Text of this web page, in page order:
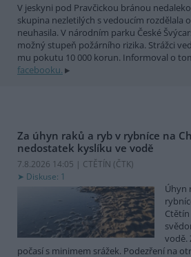
V jeskyni pod Pravčickou bránou
skupina nezletilých s vedoucím rozdělala
neuhasila. V národním parku České
možný stupeň požárního rizika. Strážci
mu pokutu 10 000 korun. Informoval o
facebooku.
Za úhyn raků a ryb v rybníce na
nedostatek kyslíku ve vodě
7.8.2026 14:05 | CTĚTÍN (ČTK)
Diskuse: 1
Úhyn
vodě.
počasí s minimem srážek. Podezření na